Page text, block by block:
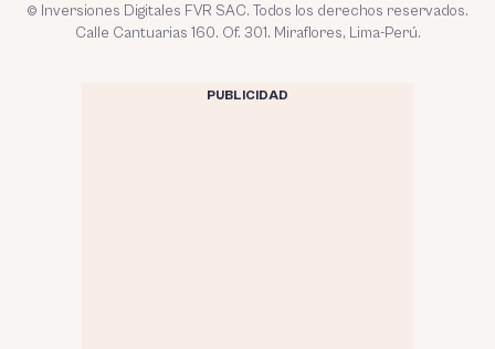
© Inversiones Digitales FVR SAC. Todos los derechos reservados.
Calle Cantuarias 160. Of. 301. Miraflores, Lima-Perú.
PUBLICIDAD